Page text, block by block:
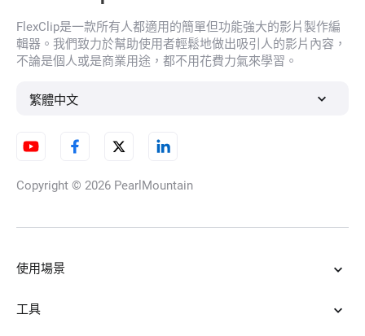
FlexClip是一款所有人都適用的簡單但功能強大的影片製作編
輯器。我們致力於幫助使用者輕鬆地做出吸引人的影片內容，
不論是個人或是商業用途，都不用花費力氣來學習。
繁體中文
Copyright © 2026 PearlMountain
使用場景
工具